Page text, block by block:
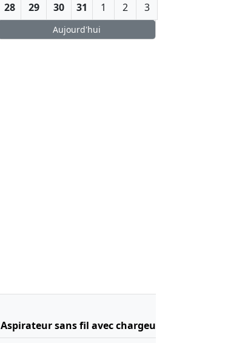
28
29 30 31 1 2 3
Aujourd'hui
Aspirateur sans fil avec chargeur